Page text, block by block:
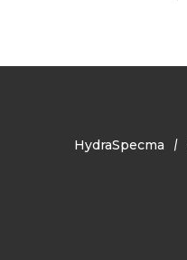
HydraSpecma